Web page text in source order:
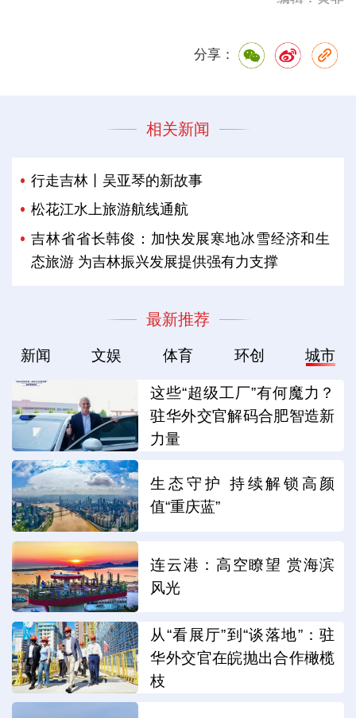
分享：
相关新闻
行走吉林丨吴亚琴的新故事
松花江水上旅游航线通航
吉林省省长韩俊：加快发展寒地冰雪经济和生
态旅游 为吉林振兴发展提供强有力支撑
最新推荐
新闻 文娱 体育 环创 城市
这些“超级工厂”有何魔力？
驻华外交官解码合肥智造新
力量
生态守护 持续解锁高颜
值“重庆蓝”
连云港：高空瞭望 赏海滨
风光
从“看展厅”到“谈落地”：驻
华外交官在皖抛出合作橄榄
枝